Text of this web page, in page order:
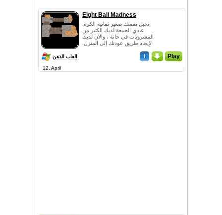
Eight Ball Madness
تخيل نفسك صغير ثمانية الكرة.
عادي الجمعة لديك الكثير من
المشروبات في حانة ، والآن لديك
لإيجاد طريق عودتك إلى المنزل.
العاب الذهن i _ Play
12, April